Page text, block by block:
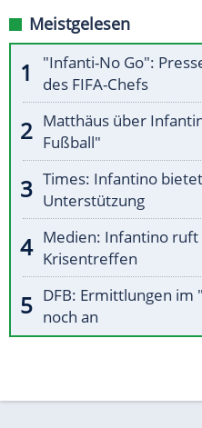
Meistgelesen
"Infanti-No Go":
des FIFA-Chefs
Matthäus über
Fußball"
Times: Infantino
Unterstützung
Medien: Infantino ruft
Krisentreffen
DFB: Ermittlungen im
noch an